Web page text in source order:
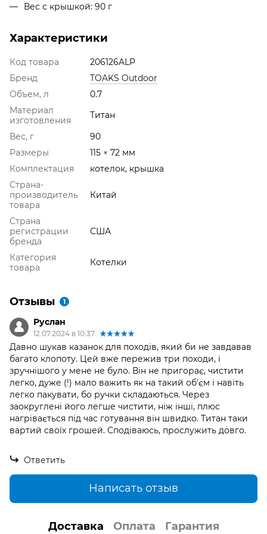
Вес с крышкой: 90 г
Характеристики
Код товара
206126ALP
Бренд
TOAKS Outdoor
Объем, л
0.7
Материал
изготовления
Титан
Вес, г
90
Размеры
115 × 72 мм
Комплектация
котелок, крышка
Страна-
производитель
товара
Китай
Страна
регистрации
бренда
США
Категория
товара
Котелки
Отзывы 1
Руслан
12.07.2024 в 10:37
Давно шукав казанок для походів, який би не завдавав
багато клопоту. Цей вже пережив три походи, і
зручнішого у мене не було. Він не пригорає, чистити
легко, дуже (!) мало важить як на такий об'єм і навіть
легко пакувати, бо ручки складаються. Через
заокруглені його легше чистити, ніж інші, плюс
нагрівається під час готування він швидко. Титан таки
вартий своїх грошей. Сподіваюсь, прослужить довго.
Ответить
Написать отзыв
Доставка Оплата Гарантия